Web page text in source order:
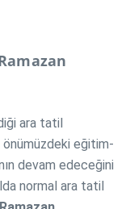
ara tatil
önümüzdeki eğitim-
devam edeceğini
normal ara tatil